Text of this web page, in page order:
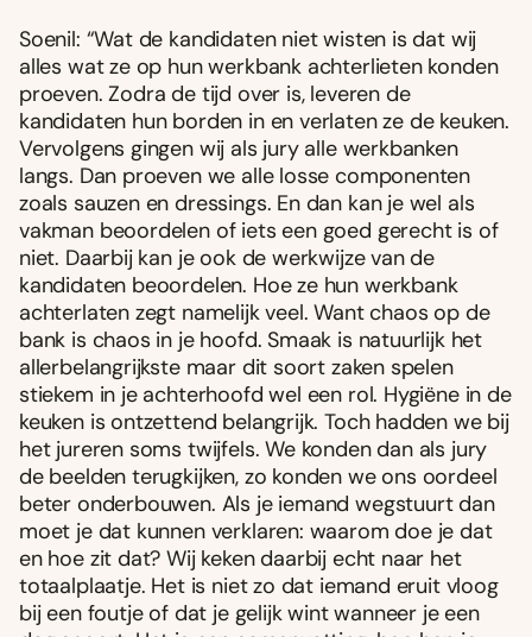
Soenil: “Wat de kandidaten niet wisten is dat wij
alles wat ze op hun werkbank achterlieten konden
proeven. Zodra de tijd over is, leveren de
kandidaten hun borden in en verlaten ze de keuken.
Vervolgens gingen wij als jury alle werkbanken
langs. Dan proeven we alle losse componenten
zoals sauzen en dressings. En dan kan je wel als
vakman beoordelen of iets een goed gerecht is of
niet. Daarbij kan je ook de werkwijze van de
kandidaten beoordelen. Hoe ze hun werkbank
achterlaten zegt namelijk veel. Want chaos op de
bank is chaos in je hoofd. Smaak is natuurlijk het
allerbelangrijkste maar dit soort zaken spelen
stiekem in je achterhoofd wel een rol. Hygiëne in de
keuken is ontzettend belangrijk. Toch hadden we bij
het jureren soms twijfels. We konden dan als jury
de beelden terugkijken, zo konden we ons oordeel
beter onderbouwen. Als je iemand wegstuurt dan
moet je dat kunnen verklaren: waarom doe je dat
en hoe zit dat? Wij keken daarbij echt naar het
totaalplaatje. Het is niet zo dat iemand eruit vloog
bij een foutje of dat je gelijk wint wanneer je een